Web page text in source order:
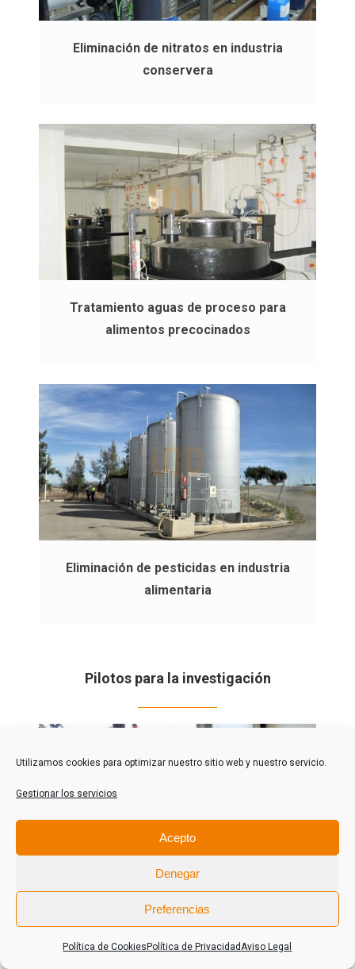
Utilizamos cookies para optimizar nuestro sitio web y nuestro servicio.
Gestionar los servicios
Acepto
Denegar
Preferencias
Política de Cookies Política de PrivacidadAviso Legal
Eliminación de nitratos en industria
conservera
Tratamiento aguas de proceso para
alimentos precocinados
Eliminación de pesticidas en industria
alimentaria
Pilotos para la investigación
Celda de combustible en aguas residuales